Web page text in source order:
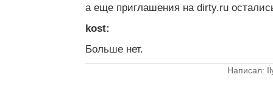
а еще приглашения на dirty.ru
kost:
Больше нет.
Написал: